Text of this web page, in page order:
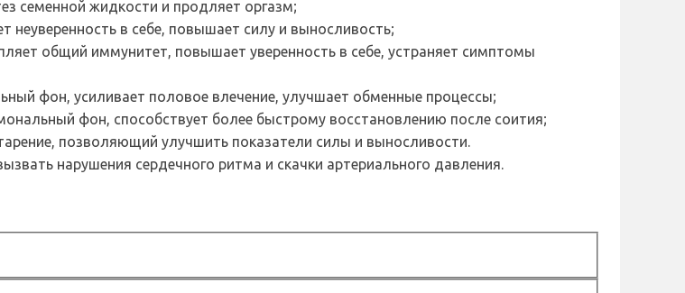
семенной жидкости и продляет оргазм;
неуверенность в себе, повышает силу и выносливость;
общий иммунитет, повышает уверенность в себе, устраняет симптомы
фон, усиливает половое влечение, улучшает обменные процессы;
фон, способствует более быстрому восстановлению после соития;
позволяющий улучшить показатели силы и выносливости.
нарушения сердечного ритма и скачки артериального давления.